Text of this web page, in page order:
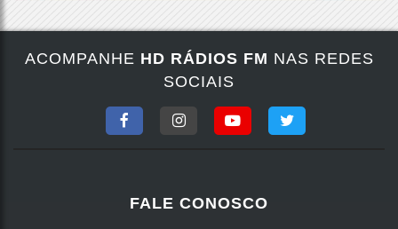
ACOMPANHE HD RÁDIOS FM NAS REDES
SOCIAIS
FALE CONOSCO